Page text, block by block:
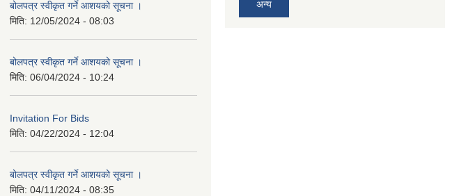
बोलपत्र स्वीकृत गर्ने आशयको सूचना ।
मिति: 12/05/2024 - 08:03
बोलपत्र स्वीकृत गर्ने आशयको सूचना ।
मिति: 06/04/2024 - 10:24
Invitation For Bids
मिति: 04/22/2024 - 12:04
बोलपत्र स्वीकृत गर्ने आशयको सूचना ।
मिति: 04/11/2024 - 08:35
अन्य